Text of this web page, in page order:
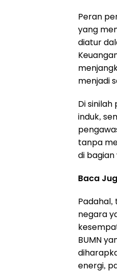
Peran
yang
diatur
menjadi
Di
induk,
tanpa
di
Baca
negara
BUMN
energi,